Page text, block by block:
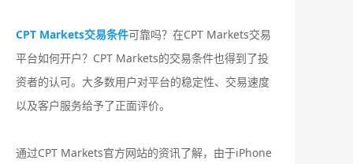
CPT Markets交易条件可靠吗？在CPT Markets交易
平台如何开户？CPT Markets的交易条件也得到了投
资者的认可。大多数用户对平台的稳定性、交易速度
以及客户服务给予了正面评价。
通过CPT Markets官方网站的资讯了解，由于iPhone